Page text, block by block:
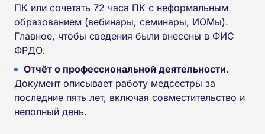
ПК или сочетать 72 часа ПК с неформальным
образованием (вебинары, семинары, ИОМы).
Главное, чтобы сведения были внесены в ФИС
ФРДО.
Отчёт о профессиональной деятельности.
Документ описывает работу медсестры за
последние пять лет, включая совместительство и
неполный день.